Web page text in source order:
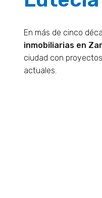
En más de cinco
inmobiliarias en
ciudad con
actuales.